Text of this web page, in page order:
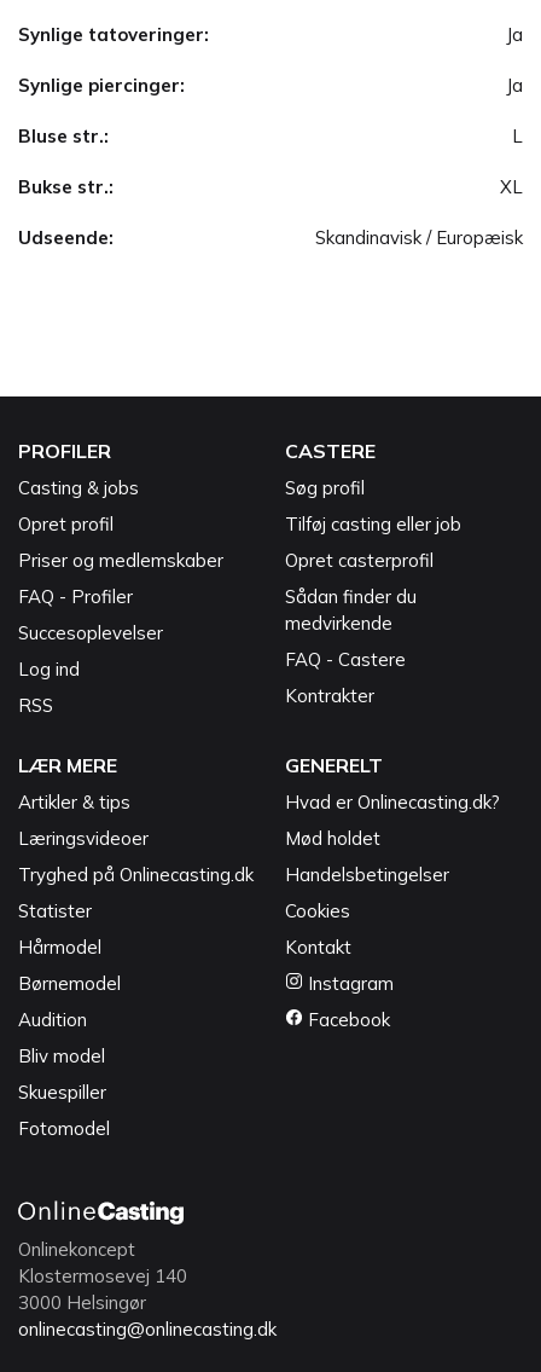
Synlige tatoveringer: Ja
Synlige piercinger: Ja
Bluse str.: L
Bukse str.: XL
Udseende: Skandinavisk / Europæisk
PROFILER
Casting & jobs
Opret profil
Priser og medlemskaber
FAQ - Profiler
Succesoplevelser
Log ind
RSS
CASTERE
Søg profil
Tilføj casting eller job
Opret casterprofil
Sådan finder du
medvirkende
FAQ - Castere
Kontrakter
LÆR MERE
Artikler & tips
Læringsvideoer
Tryghed på Onlinecasting.dk
Statister
Hårmodel
Børnemodel
Audition
Bliv model
Skuespiller
Fotomodel
GENERELT
Hvad er Onlinecasting.dk?
Mød holdet
Handelsbetingelser
Cookies
Kontakt
Instagram
Facebook
Onlinekoncept
Klostermosevej 140
3000 Helsingør
onlinecasting@onlinecasting.dk